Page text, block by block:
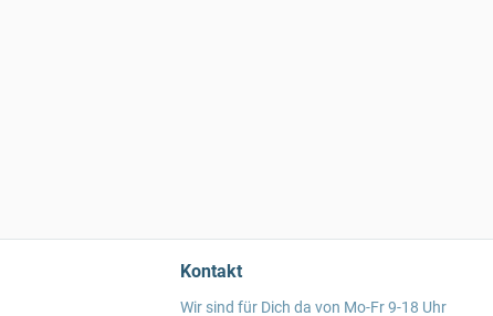
Kontakt
Wir sind für Dich da von Mo-Fr 9-18 Uhr